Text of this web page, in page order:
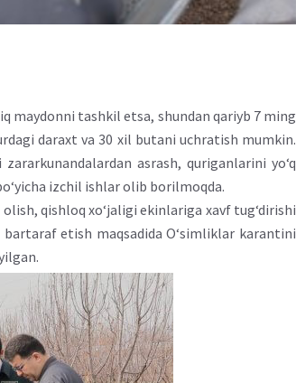
maydonni tashkil etsa, shundan qariyb 7 ming
daraxt va 30 xil butani uchratish mumkin.
asrash, quriganlarini yo‘q
izchil ishlar olib borilmoqda.
qishloq xo‘jaligi ekinlariga xavf tug‘dirishi
etish maqsadida O‘simliklar karantini